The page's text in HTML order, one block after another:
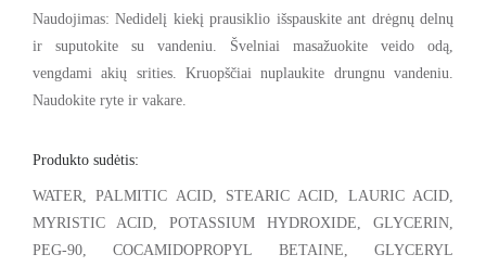
Naudojimas: Nedidelį kiekį prausiklio išspauskite ant drėgnų delnų
ir suputokite su vandeniu. Švelniai masažuokite veido odą,
vengdami akių srities. Kruopščiai nuplaukite drungnu vandeniu.
Naudokite ryte ir vakare.
Produkto sudėtis:
WATER, PALMITIC ACID, STEARIC ACID, LAURIC ACID,
MYRISTIC ACID, POTASSIUM HYDROXIDE, GLYCERIN,
PEG-90, COCAMIDOPROPYL BETAINE, GLYCERYL